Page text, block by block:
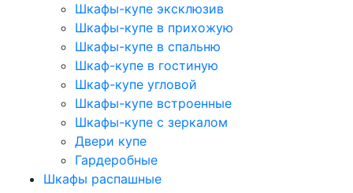
Шкафы-купе эксклюзив
Шкафы-купе в прихожую
Шкафы-купе в спальню
Шкаф-купе в гостиную
Шкаф-купе угловой
Шкафы-купе встроенные
Шкафы-купе с зеркалом
Двери купе
Гардеробные
Шкафы распашные